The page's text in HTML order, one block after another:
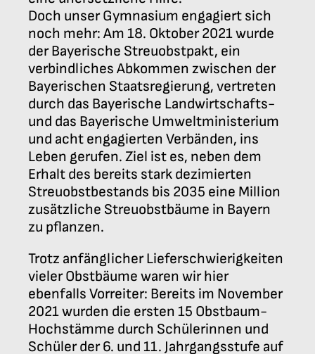
Doch unser Gymnasium engagiert sich
noch mehr: Am 18. Oktober 2021 wurde
der Bayerische Streuobstpakt, ein
verbindliches Abkommen zwischen der
Bayerischen Staatsregierung, vertreten
durch das Bayerische Landwirtschafts-
und das Bayerische Umweltministerium
und acht engagierten Verbänden, ins
Leben gerufen. Ziel ist es, neben dem
Erhalt des bereits stark dezimierten
Streuobstbestands bis 2035 eine Million
zusätzliche Streuobstbäume in Bayern
zu pflanzen.
Trotz anfänglicher Lieferschwierigkeiten
vieler Obstbäume waren wir hier
ebenfalls Vorreiter: Bereits im November
2021 wurden die ersten 15 Obstbaum-
Hochstämme durch Schülerinnen und
Schüler der 6. und 11. Jahrgangsstufe auf